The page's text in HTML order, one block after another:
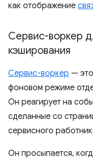
как отображение
Сервис-воркер
кэширования
Сервис-воркер —
фоновом режиме
Он реагирует на
сделанные со
сервисного
Он просыпается,